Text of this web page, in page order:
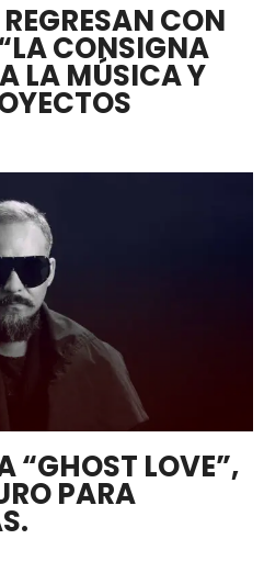
CON
CONSIGNA
LA MÚSICA Y
“GHOST LOVE”,
PARA